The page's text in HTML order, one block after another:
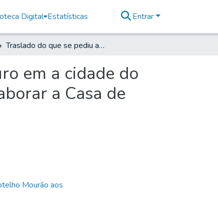
Digital Estatísticas Entrar
Traslado do que se pediu ao Intendente Geral do Ouro em a cidade do Rio de Janeiro, para a futura subsistência de poder laborar a Casa de Fundição desta cidade de São Paulo de São Paulo.
em a cidade do
a Casa de
Mourão aos